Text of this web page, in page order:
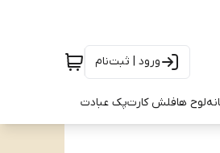
ورود | ثبت‌نام
لوح هافلش کارتپک عبادت